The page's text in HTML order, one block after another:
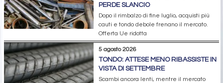
PERDE SLANCIO
Dopo il rimbalzo di fine luglio, acquisti più
cauti e tondo debole frenano il mercato.
Offerta Ue ridotta
5 agosto 2026
TONDO: ATTESE MENO RIBASSISTE IN
VISTA DI SETTEMBRE
Scambi ancora lenti, mentre il mercato